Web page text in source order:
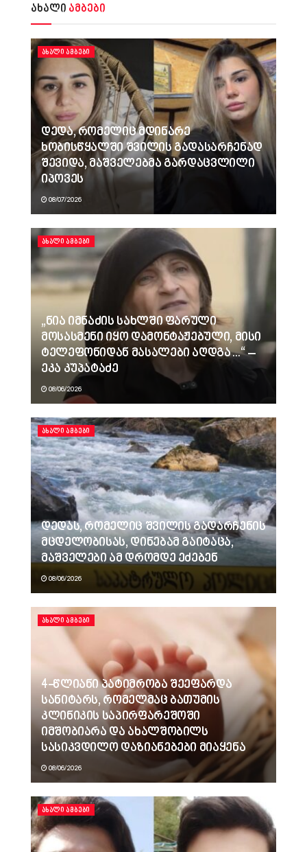
ახალი ამბები
ᲐᲮᲐᲚᲘ ᲐᲛᲑᲔᲑᲘ
დედა, რომელიც მდინარე
ხობისწყალში შვილის გადასარჩენად
შევიდა, მაშველებმა გარდაცვლილი
იპოვეს
08/07/2026
ᲐᲮᲐᲚᲘ ᲐᲛᲑᲔᲑᲘ
„ნია იმნაძის სახლში ფარული
მოსასმენი იყო დამონტაჟებული, მისი
ტელეფონიდან მასალები აღდგა…“ –
ეკა კუპატაძე
08/06/2026
ᲐᲮᲐᲚᲘ ᲐᲛᲑᲔᲑᲘ
დედას, რომელიც შვილის გადარჩენის
მცდელობისას, დინებამ გაიტაცა,
მაშველები ამ დრომდე ეძებენ
08/06/2026
ᲐᲮᲐᲚᲘ ᲐᲛᲑᲔᲑᲘ
4-წლიანი პატიმრობა შეეფარდა
სანიტარს, რომელმაც ბათუმის
კლინიკის საპირფარეშოში
იმშობიარა და ახალშობილს
სასიკვდილო დაზიანებები მიაყენა
08/06/2026
ᲐᲮᲐᲚᲘ ᲐᲛᲑᲔᲑᲘ